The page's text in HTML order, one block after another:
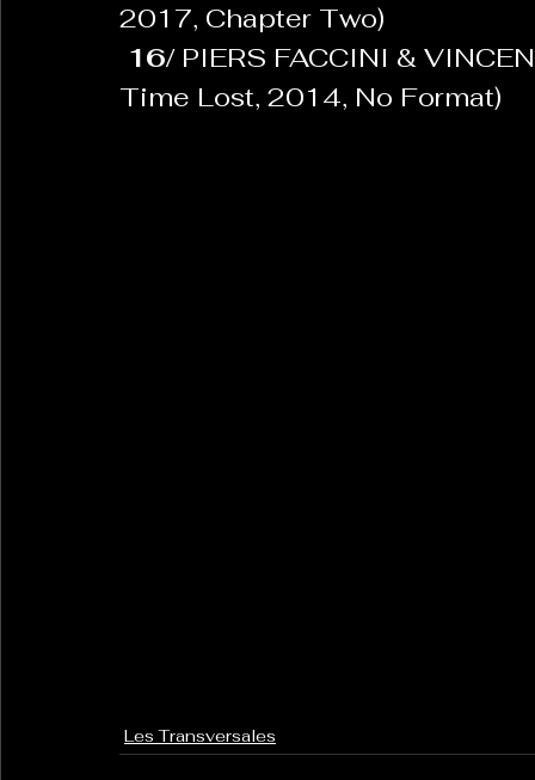
2017, Chapter Two)
16/ PIERS FACCINI &
Time Lost, 2014, No Format)
Les Transversales